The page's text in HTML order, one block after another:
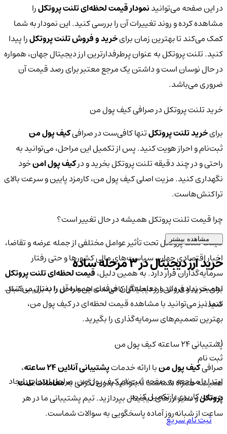
در این صفحه می‌توانیدنمودار قیمت لحظه‌ای تلنت پروتکلرا
مشاهده کرده و روند تغییرات آن را بررسی کنید. این نمودار به شما
کمک می‌کند تا بهترین زمان برایخرید و فروش تلنت پروتکلرا پیدا
کنید. تلنت پروتکل به عنوان پرطرفدارترین ارز دیجیتال جهان، همواره
در حال نوسان است و داشتن یک مرجع معتبر برای رصد قیمت آن
ضروری می‌باشد.
خرید تلنت پروتکل در صرافی کیف پول من
برایخرید تلنت پروتکلتنها کافی‌ست در صرافیکیف پول من
ثبت‌نام و احراز هویت کنید. پس از تکمیل این مراحل، می‌توانید به
راحتی و در چند دقیقه تلنت پروتکل بخرید و درکیف پول امنخود
نگهداری کنید. مزیت اصلی کیف پول من، کارمزد پایین و سرعت بالای
تراکنش‌هاست.
چرا قیمت تلنت پروتکل همیشه در حال تغییر است؟
قیمت تلنت پروتکل تحت تأثیر عوامل مختلفی از جمله عرضه و تقاضا،
اخبار اقتصادی جهان، سیاست‌های مالی کشورها و حتی رفتار
سرمایه‌گذاران قرار دارد. به همین دلیل،قیمت لحظه‌ای تلنت پروتکل
اهمیت زیادی دارد و معامله‌گران حرفه‌ای همواره آن را دنبال می‌کنند.
شما نیز می‌توانید با مشاهده قیمت لحظه‌ای در کیف پول من،
بهترین تصمیم‌های سرمایه‌گذاری را بگیرید.
پشتیبانی ۲۴ ساعته کیف پول من
صرافیکیف پول منبا ارائه خدماتپشتیبانی آنلاین ۲۴ ساعته
،
همیشه همراه شماست تا بتوانید بدون نگرانی بهمعاملات تلنت
پروتکلو سایر ارزهای دیجیتال بپردازید. تیم پشتیبانی ما در هر
ساعت از شبانه‌روز آماده پاسخگویی به سوالات شماست.
مشاهده بیشتر
خرید ارز دیجیتال در 3 مرحله ساده
برای خرید و فروش ارز دیجیتال کافی‌ست این مراحل را به‌ترتیب دنبال
کنید:
01
ثبت نام
ابتدا با مراجعه به صفحه ثبت‌نام کیف‌ پول من، مراحل ابتدایی ایجاد
حساب کاربری را تکمیل کنید.
ثبت نام سریع